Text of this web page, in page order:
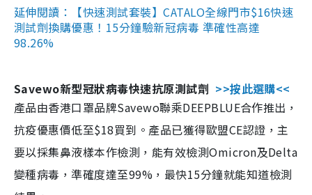
延伸閱讀：【快速測試套裝】CATALO全線門市$16快速
測試劑換購優惠！15分鐘驗新冠病毒 準確性高達
98.26%
Savewo新型冠狀病毒快速抗原測試劑 >>按此選購<<
產品由香港口罩品牌Savewo聯乘DEEPBLUE合作推出，
抗疫優惠價低至$18買到。產品已獲得歐盟CE認證，主
要以採集鼻液樣本作檢測，能有效檢測Omicron及Delta
變種病毒，準確度達至99%，最快15分鐘就能知道檢測